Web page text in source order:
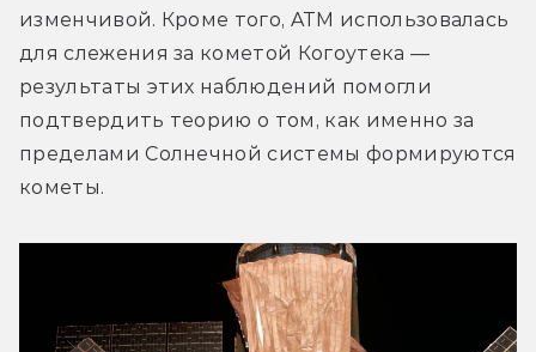
изменчивой. Кроме того, ATM использовалась
для слежения за кометой Когоутека —
результаты этих наблюдений помогли
подтвердить теорию о том, как именно за
пределами Солнечной системы формируются
кометы.